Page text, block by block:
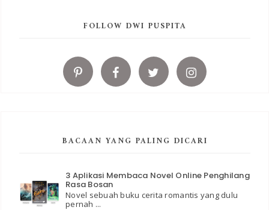
FOLLOW DWI PUSPITA
BACAAN YANG PALING DICARI
3 Aplikasi Membaca Novel Online Penghilang
Rasa Bosan
Novel sebuah buku cerita romantis yang dulu
pernah ...